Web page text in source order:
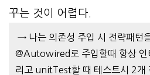
꾸는 것이 어렵다.
→ 나는 의존성 주입 시 전략패턴
@Autowired로 주입할때 항상 인
리고 unitTest할 때 테스트시 2개